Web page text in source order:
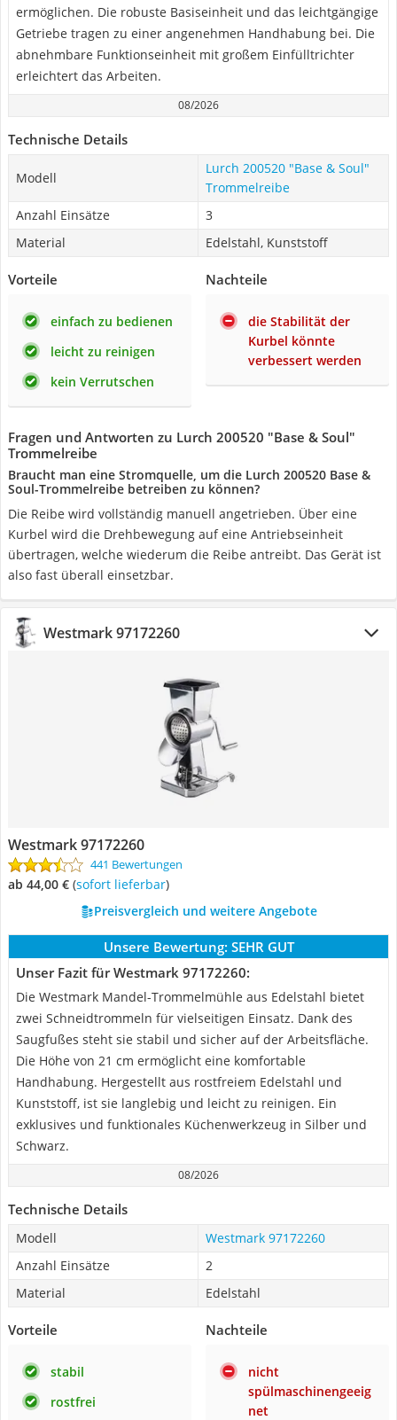
ermöglichen. Die robuste Basiseinheit und das leichtgängige
Getriebe tragen zu einer angenehmen Handhabung bei. Die
abnehmbare Funktionseinheit mit großem Einfülltrichter
erleichtert das Arbeiten.
08/2026
Technische Details
Modell
Lurch 200520 "Base & Soul"
Trommelreibe
Anzahl Einsätze
3
Material
Edelstahl, Kunststoff
Vorteile
einfach zu bedienen
leicht zu reinigen
kein Verrutschen
Nachteile
die Stabilität der
Kurbel könnte
verbessert werden
Fragen und Antworten zu Lurch 200520 "Base & Soul"
Trommelreibe
Braucht man eine Stromquelle, um die Lurch 200520 Base &
Soul-Trommelreibe betreiben zu können?
Die Reibe wird vollständig manuell angetrieben. Über eine
Kurbel wird die Drehbewegung auf eine Antriebseinheit
übertragen, welche wiederum die Reibe antreibt. Das Gerät ist
also fast überall einsetzbar.
Westmark 97172260
Westmark 97172260
441 Bewertungen
ab 44,00 € ( Sofort lieferbar)
Preisvergleich und weitere Angebote
Unsere Bewertung: SEHR GUT
Unser Fazit für Westmark 97172260:
Die Westmark Mandel-Trommelmühle aus Edelstahl bietet
zwei Schneidtrommeln für vielseitigen Einsatz. Dank des
Saugfußes steht sie stabil und sicher auf der Arbeitsfläche.
Die Höhe von 21 cm ermöglicht eine komfortable
Handhabung. Hergestellt aus rostfreiem Edelstahl und
Kunststoff, ist sie langlebig und leicht zu reinigen. Ein
exklusives und funktionales Küchenwerkzeug in Silber und
Schwarz.
08/2026
Technische Details
Modell
Westmark 97172260
Anzahl Einsätze
2
Material
Edelstahl
Vorteile
stabil
rostfrei
Nachteile
nicht
spülmaschinengeeig
net